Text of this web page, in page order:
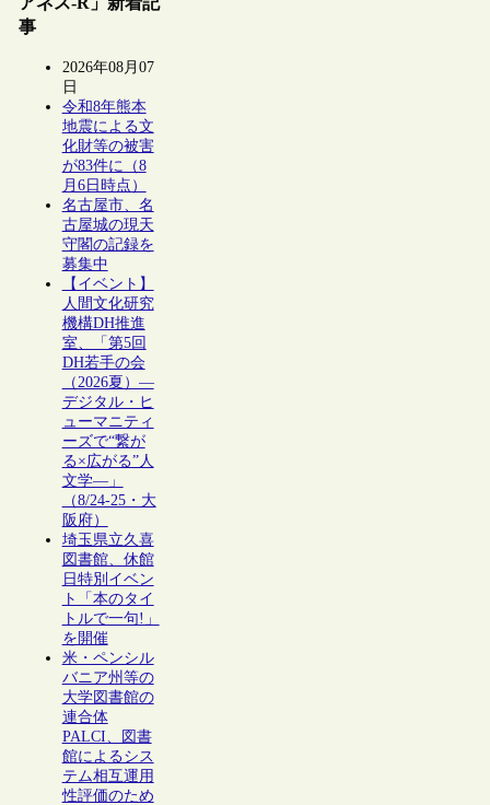
事
2026年08月07
日
令和8年熊本
地震による文
化財等の被害
が83件に（8
月6日時点）
名古屋市、名
古屋城の現天
守閣の記録を
募集中
【イベント】
人間文化研究
機構DH推進
室、「第5回
DH若手の会
（2026夏）―
デジタル・ヒ
ューマニティ
ーズで“繋が
る×広がる”人
文学―」
（8/24-25・大
阪府）
埼玉県立久喜
図書館、休館
日特別イベン
ト「本のタイ
トルで一句!」
を開催
米・ペンシル
バニア州等の
大学図書館の
連合体
PALCI、図書
館によるシス
テム相互運用
性評価のため